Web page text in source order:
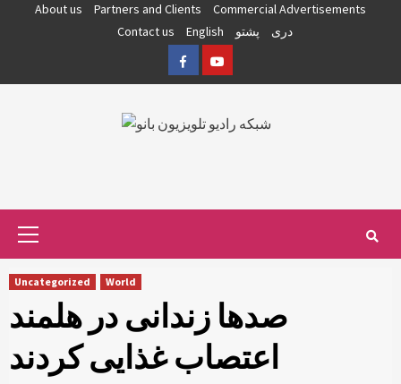
About us Partners and Clients
Commercial Advertisements
Contact us
English پشتو
دری
FacebookYouTube
Uncategorized World
صدها زندانی در هلمند
اعتصاب غذایی کردند